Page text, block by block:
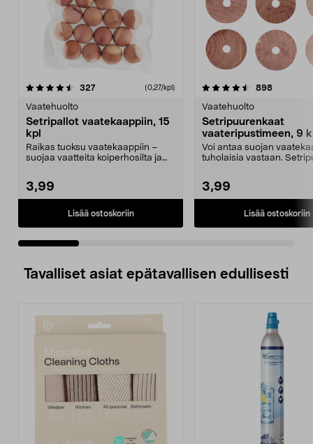
327arvostelut (0,27/kpl)
Vaatehuolto
Setripallot vaatekaappiin, 15
kpl
Raikas tuoksu vaatekaappiin –
suojaa vaatteita koiperhosilta ja
3,99
Lisää ostoskoriin
4.5 viidestä
898arvostelut
Vaatehuolto
Setripuurenkaat
vaateripustimeen, 9
Voi antaa suojan
tuholaisia vastaan.
3,99
Lisää ostoskoriin
4.5 viidestä
Tavalliset asiat epätavallisen edullisesti